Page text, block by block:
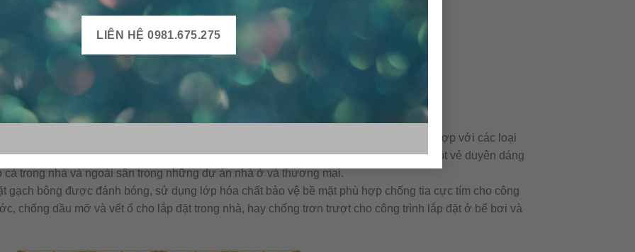
LIÊN HỆ 0981.675.275
Gạch bông cổ điển CTS 128.2 – 4 viên
trong vật liệu trang trí. Với ưu điểm như: đang dạng về mẫu mã, màu sắc, dễ phối hợp với các loại
dễ vệ sinh. Đặc biệt, gạch bông rất bền với thời gian. Gạch bông CTS mang tới một vẻ duyên dáng
trong nhà và ngoài sân trong những dự án nhà ở và thương mại.
gạch bông được đánh bóng, sử dụng lớp hóa chất bảo vệ bề mặt phù hợp chống tia cực tím cho công
chống dầu mỡ và vết ố cho lắp đặt trong nhà, hay chống trơn trượt cho công trình lắp đặt ở bể bơi và